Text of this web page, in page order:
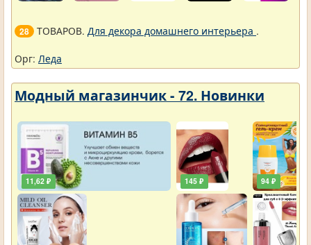
28 ТОВАРОВ. Для декора домашнего интерьера .
Орг: Леда
Модный магазинчик - 72. Новинки
11,62 ₽ 145 ₽ 94 ₽